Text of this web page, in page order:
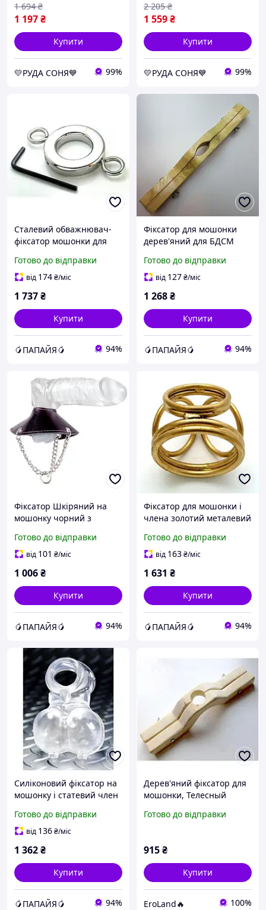
1 197₴
1 694 ₴
Купити
💛РУДА СОНЯ💙 99%
1 559₴
2 205 ₴
Купити
💛РУДА СОНЯ💙 99%
Сталевий обважнювач-
фіксатор мошонки для
Готово до відправки
від 174₴/міс
1 737₴
Купити
🥭ПАПАЙЯ🥭 94%
Фіксатор для мошонки
дерев'яний для БДСМ
Готово до відправки
від 127₴/міс
1 268₴
Купити
🥭ПАПАЙЯ🥭 94%
Фіксатор Шкіряний на
мошонку чорний з
Папайя
Готово до відправки
від 101 ₴/міс
1 006₴
Купити
🥭ПАПАЙЯ🥭 94%
Фіксатор для мошонки і
члена золотий металевий
Готово до відправки
від 163₴/міс
1 631 ₴
Купити
🥭ПАПАЙЯ🥭 94%
Силіконовий фіксатор на
мошонку і статевий член
Готово до відправки
від 136₴/міс
1 362₴
Купити
🥭ПАПАЙЯ🥭 94%
Дерев'яний фіксатор для
мошонки, Телесный
Готово до відправки
915₴
Купити
EroLand🔥 100%